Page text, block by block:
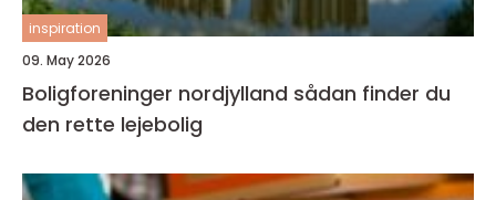
inspiration
09. May 2026
Boligforeninger nordjylland sådan finder du
den rette lejebolig